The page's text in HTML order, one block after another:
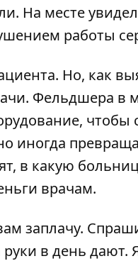
На месте
работы
Но, как
Фельдшера в
чтобы
иногда
в какую
врачам.
заплачу.
в день дают.